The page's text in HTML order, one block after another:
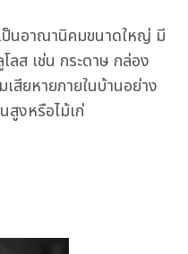
นอาณานิคมขนาดใหญ่ มี
ส เช่น กระดาษ กล่อง
เสียหายภายในบ้านอย่าง
สูงหรือไม้เก่